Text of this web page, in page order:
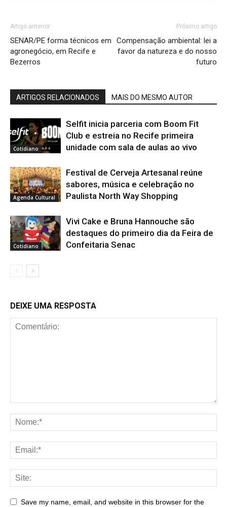
Artigo anterior
SENAR/PE forma técnicos em
agronegócio, em Recife e
Bezerros
Próximo artigo
Compensação ambiental: lei a
favor da natureza e do nosso
futuro
ARTIGOS RELACIONADOS MAIS DO MESMO AUTOR
Cotidiano
Selfit inicia parceria com Boom Fit
Club e estreia no Recife primeira
unidade com sala de aulas ao vivo
Agenda Cultural
Festival de Cerveja Artesanal reúne
sabores, música e celebração no
Paulista North Way Shopping
Cotidiano
Vivi Cake e Bruna Hannouche são
destaques do primeiro dia da Feira de
Confeitaria Senac
DEIXE UMA RESPOSTA
Save my name, email, and website in this browser for the